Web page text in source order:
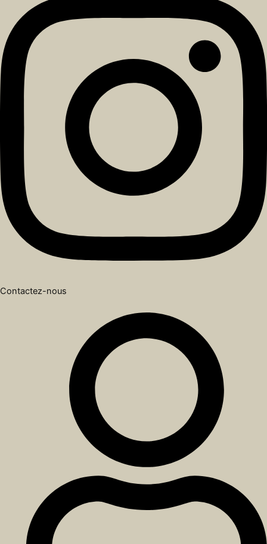
Contactez-nous